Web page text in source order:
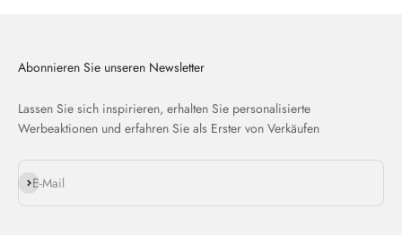
Abonnieren Sie unseren Newsletter
Lassen Sie sich inspirieren, erhalten Sie personalisierte
Werbeaktionen und erfahren Sie als Erster von Verkäufen
E-Mail
Abonnieren